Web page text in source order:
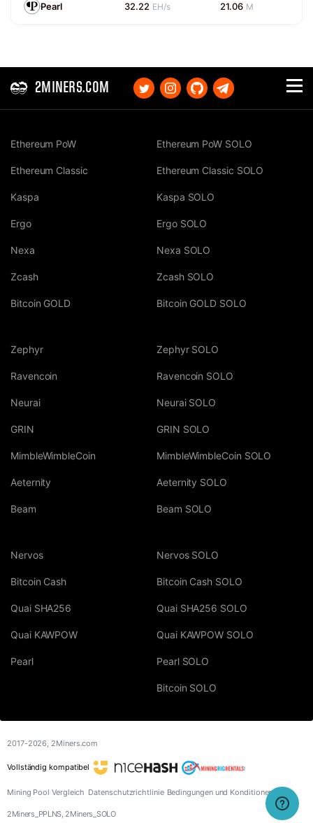
Pearl 32.22 EH/s 21.06 M
2MINERS.COM
Ethereum PoW
Ethereum Classic
Kaspa
Ergo
Nexa
Zcash
Bitcoin GOLD
Ethereum PoW SOLO
Ethereum Classic SOLO
Kaspa SOLO
Ergo SOLO
Nexa SOLO
Zcash SOLO
Bitcoin GOLD SOLO
Zephyr
Ravencoin
Neurai
GRIN
MimbleWimbleCoin
Aeternity
Beam
Zephyr SOLO
Ravencoin SOLO
Neurai SOLO
GRIN SOLO
MimbleWimbleCoin SOLO
Aeternity SOLO
Beam SOLO
Nervos
Bitcoin Cash
Quai SHA256
Quai KAWPOW
Pearl
Nervos SOLO
Bitcoin Cash SOLO
Quai SHA256 SOLO
Quai KAWPOW SOLO
Pearl SOLO
Bitcoin SOLO
2017-2026, 2Miners.com
Vollständig kompatibel
Mining Pool Vergleich Datenschutzrichtlinie Bedingungen und Konditionen
2Miners_PPLNS, 2Miners_SOLO